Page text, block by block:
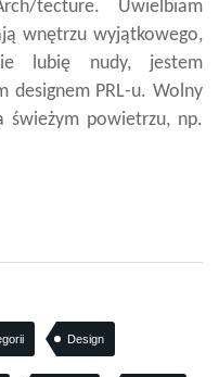
tecture. Uwielbiam
wnętrzu wyjątkowego,
lubię nudy, jestem
designem PRL-u. Wolny
świeżym powietrzu, np.
Design